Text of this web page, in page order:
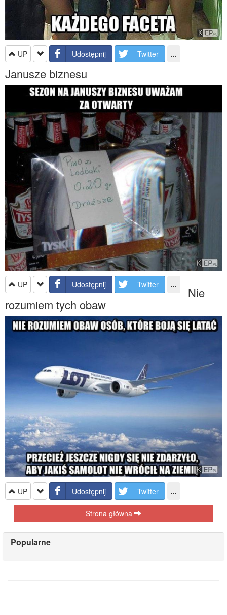
UP Udostępnij Twitter ...
Janusze biznesu
UP Udostępnij Twitter ... Nie
rozumiem tych obaw
UP Udostępnij Twitter ...
Strona główna
Popularne